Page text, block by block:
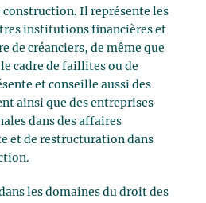
Il représente les
institutions financières et
de créanciers, de même que
cadre de faillites ou de
et conseille aussi des
ainsi que des entreprises
dans des affaires
et de restructuration dans
les domaines du droit des